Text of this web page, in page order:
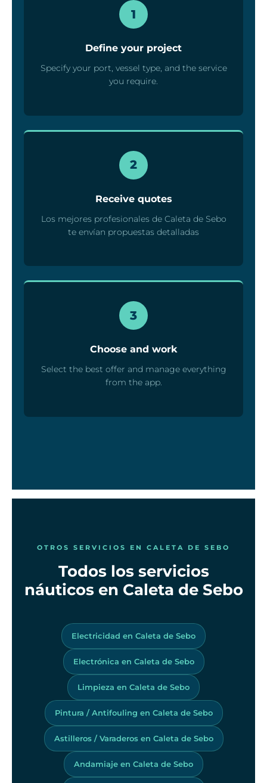
1
Define your project
Specify your port, vessel type, and the service
you require.
2
Receive quotes
Los mejores profesionales de Caleta de Sebo
te envían propuestas detalladas
3
Choose and work
Select the best offer and manage everything
from the app.
OTROS SERVICIOS EN CALETA DE SEBO
Todos los servicios
náuticos en Caleta de Sebo
Electricidad en Caleta de Sebo
Electrónica en Caleta de Sebo
Limpieza en Caleta de Sebo
Pintura / Antifouling en Caleta de Sebo
Astilleros / Varaderos en Caleta de Sebo
Andamiaje en Caleta de Sebo